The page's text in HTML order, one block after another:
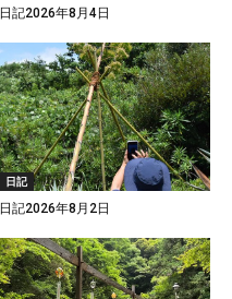
日記2026年8月4日
日記
日記2026年8月2日